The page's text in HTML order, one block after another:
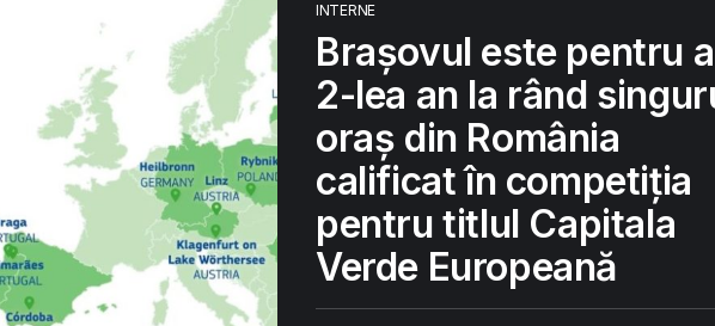
INTERNE
Brașovul este pentru
2-lea an la rând
oraș din România
calificat în competiția
pentru titlul Capitala
Verde Europeană